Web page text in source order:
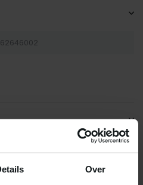
Over
over dit product..